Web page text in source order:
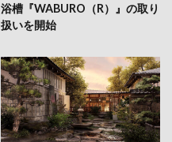
浴槽『WABURO（R）』の取り
扱いを開始